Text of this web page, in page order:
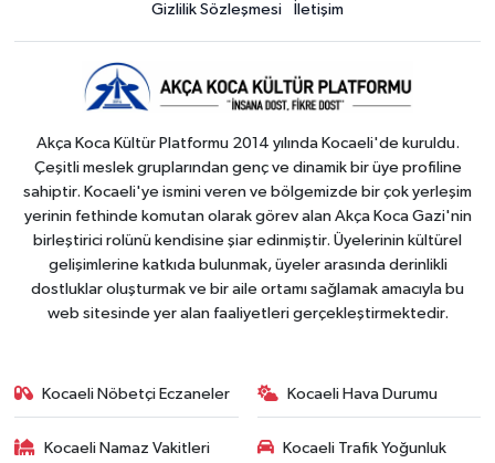
Gizlilik Sözleşmesi İletişim
Akça Koca Kültür Platformu 2014 yılında Kocaeli'de kuruldu.
Çeşitli meslek gruplarından genç ve dinamik bir üye profiline
sahiptir. Kocaeli'ye ismini veren ve bölgemizde bir çok yerleşim
yerinin fethinde komutan olarak görev alan Akça Koca Gazi'nin
birleştirici rolünü kendisine şiar edinmiştir. Üyelerinin kültürel
gelişimlerine katkıda bulunmak, üyeler arasında derinlikli
dostluklar oluşturmak ve bir aile ortamı sağlamak amacıyla bu
web sitesinde yer alan faaliyetleri gerçekleştirmektedir.
Kocaeli Nöbetçi Eczaneler Kocaeli Hava Durumu
Kocaeli Namaz Vakitleri Kocaeli Trafik Yoğunluk